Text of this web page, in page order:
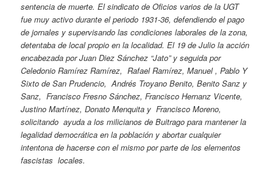
sentencia de muerte. El sindicato de Oficios varios de la UGT
fue muy activo durante el periodo 1931-36, defendiendo el pago
de jornales y supervisando las condiciones laborales de la zona,
detentaba de local propio en la localidad. El 19 de Julio la acción
encabezada por Juan Diez Sánchez “Jato” y seguida por
Celedonio Ramírez Ramírez, Rafael Ramírez, Manuel , Pablo Y
Sixto de San Prudencio, Andrés Troyano Benito, Benito Sanz y
Sanz, Francisco Fresno Sánchez, Francisco Hernanz Vicente,
Justino Martínez, Donato Menquita y Francisco Moreno,
solicitando ayuda a los milicianos de Buitrago para mantener la
legalidad democrática en la población y abortar cualquier
intentona de hacerse con el mismo por parte de los elementos
fascistas locales.